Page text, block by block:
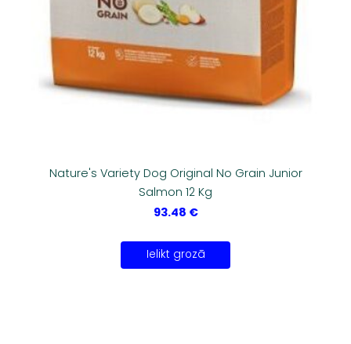
Nature's Variety Dog Original No Grain Junior
Salmon 12 Kg
93.48 €
Ielikt grozā